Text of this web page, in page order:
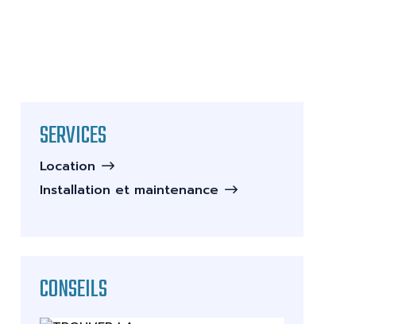
SERVICES
Location
Installation et maintenance
CONSEILS